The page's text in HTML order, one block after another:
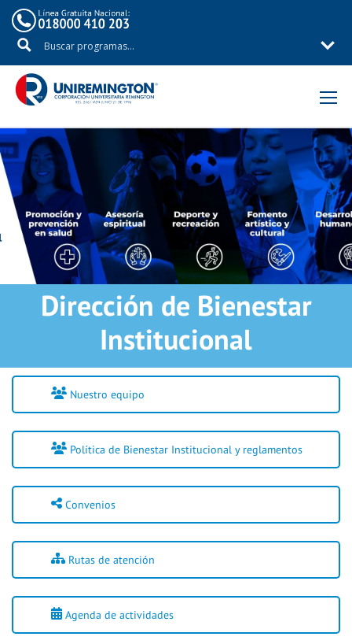
Inicio
Dirección de Bienestar
Institucional
Nuestro equipo
Política de Bienestar Institucional y reglamentos
Convenios
Rutas de atención
Agenda de actividades